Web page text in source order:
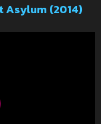
(2014)